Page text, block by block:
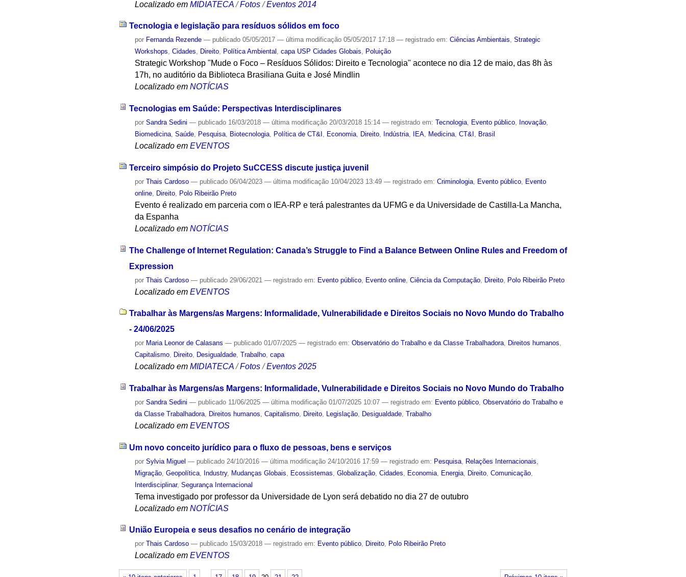
Localizado em MIDIATECA /Fotos /Eventos 2014
Tecnologia e legislação para resíduos sólidos em foco
por Fernanda Rezende — publicado 05/05/2017— última modificação 05/05/2017 17:18— registrado em:Ciências Ambientais,Strategic
Workshops,Cidades, Direito, Política Ambiental ,capa USP Cidades Globais, Poluição
Strategic Workshop "Mude o Foco – Resíduos Sólidos: Direito e Tecnologia" acontece no dia 12 de maio, das 8h às
17h, no auditório da Biblioteca Brasiliana Guita e José Mindlin
Localizado em NOTÍCIAS
Tecnologias em Saúde: Perspectivas Interdisciplinares
porSandra Sedini — publicado 16/03/2018— última modificação 20/03/2018 15:14— registrado em:Tecnologia, Evento público, Inovação,
Biomedicina,Saúde, Pesquisa, Biotecnologia, Política de CT&I , Economia, Direito, Indústria, IEA, Medicina,CT&I , Brasil
Localizado em EVENTOS
Terceiro simpósio do Projeto SuCCESS discute justiça juvenil
porThais Cardoso — publicado 06/04/2023— última modificação 10/04/2023 13:49— registrado em:Criminologia Evento público
Evento
online
Direito Polo Ribeirão Preto
Evento é realizado em parceria com o IEA-RP e terá palestrantes da UFMG e da Universidade de Castilla-La Mancha,
da Espanha
Localizado em NOTÍCIAS
The Challenge of Internet Regulation: Canada’s Struggle to Find a Balance Between Online Rules and Freedom of
Expression
porThais Cardoso — publicado 29/06/2021— registrado em: Evento público Evento online ,Ciência da Computação Direito Polo Ribeirão Preto
Localizado em EVENTOS
Trabalhar às Margens/as Margens: Informalidade, Vulnerabilidade e Direitos Sociais no Novo Mundo do Trabalho
- 24/06/2025
por Maria Leonor de Calasans — publicado 01/07/2025— registrado em:Observatório do Trabalho e da Classe Trabalhadora, Direitos humanos,
Capitalismo, Direito, Desigualdade,Trabalho,capa
Localizado em MIDIATECA /Fotos /Eventos 2025
Trabalhar às Margens/as Margens: Informalidade, Vulnerabilidade e Direitos Sociais no Novo Mundo do Trabalho
porSandra Sedini — publicado 11/06/2025— última modificação 01/07/2025 10:07— registrado em: Evento público ,Observatório do Trabalho e
da Classe Trabalhadora
Direitos humanos ,Capitalismo Direito Legislação Desigualdade ,Trabalho
Localizado em EVENTOS
Um novo conceito jurídico para o fluxo de pessoas, bens e serviços
porSylvia Miguel — publicado 24/10/2016— última modificação 24/10/2016 17:59— registrado em: Pesquisa Relações Internacionais
Migração ,Geopolítica Industry, Mudanças Globais Ecossistemas ,Globalização ,Cidades Economia Energia Direito ,Comunicação
Interdisciplinar,Segurança Internacional
Tema investigado por professor da Universidade de Lyon será debatido no dia 27 de outubro
Localizado em NOTÍCIAS
União Europeia e seus desafios no cenário de integração
porThais Cardoso — publicado 15/03/2018— registrado em: Evento público, Direito, Polo Ribeirão Preto
Localizado em EVENTOS